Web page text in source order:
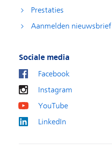
Prestaties
Aanmelden nieuwsbrief
Sociale media
Facebook
Instagram
YouTube
LinkedIn